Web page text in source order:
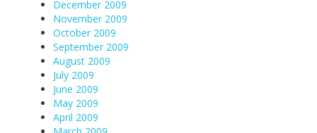
December 2009
November 2009
October 2009
September 2009
August 2009
July 2009
June 2009
May 2009
April 2009